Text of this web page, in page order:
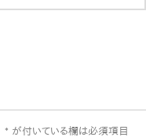
* が付いている欄は必須項目